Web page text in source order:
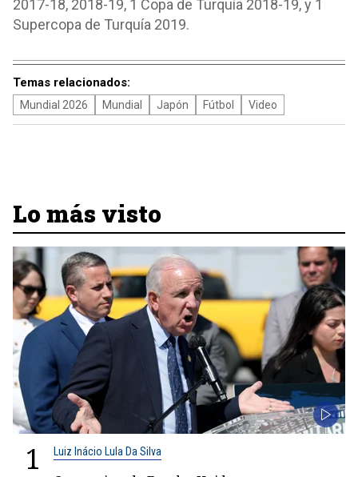
2017-18, 2018-19, 1 Copa de Turquía 2018-19, y 1
Supercopa de Turquía 2019.
Temas relacionados:
Mundial 2026 Mundial Japón Fútbol Video
Lo más visto
1 Luiz Inácio Lula Da Silva